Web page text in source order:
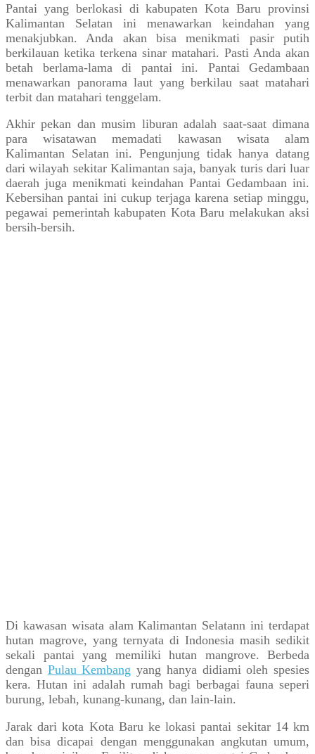
Pantai yang berlokasi di kabupaten Kota Baru provinsi
Kalimantan Selatan ini menawarkan keindahan yang
menakjubkan. Anda akan bisa menikmati pasir putih
berkilauan ketika terkena sinar matahari. Pasti Anda akan
betah berlama-lama di pantai ini. Pantai Gedambaan
menawarkan panorama laut yang berkilau saat matahari
terbit dan matahari tenggelam.
Akhir pekan dan musim liburan adalah saat-saat dimana
para wisatawan memadati kawasan wisata alam
Kalimantan Selatan ini. Pengunjung tidak hanya datang
dari wilayah sekitar Kalimantan saja, banyak turis dari luar
daerah juga menikmati keindahan Pantai Gedambaan ini.
Kebersihan pantai ini cukup terjaga karena setiap minggu,
pegawai pemerintah kabupaten Kota Baru melakukan aksi
bersih-bersih.
Di kawasan wisata alam Kalimantan Selatann ini terdapat
hutan magrove, yang ternyata di Indonesia masih sedikit
sekali pantai yang memiliki hutan mangrove. Berbeda
dengan Pulau Kembang yang hanya didiami oleh spesies
kera. Hutan ini adalah rumah bagi berbagai fauna seperi
burung, lebah, kunang-kunang, dan lain-lain.
Jarak dari kota Kota Baru ke lokasi pantai sekitar 14 km
dan bisa dicapai dengan menggunakan angkutan umum,